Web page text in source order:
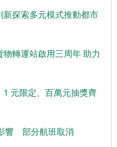
探索多元模式推動都市
轉運站啟用三周年 助力
元限定、百萬元抽獎齊
響 部分航班取消